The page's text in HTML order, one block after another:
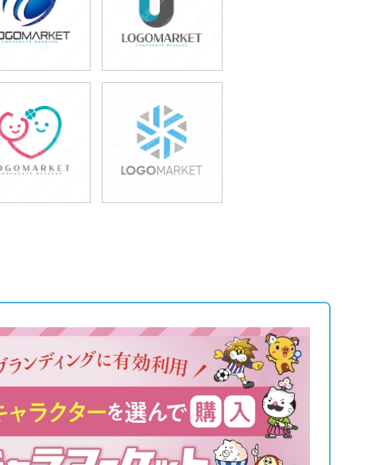
49,800円
(税込54,780円)
49,800円
(税込54,780円)